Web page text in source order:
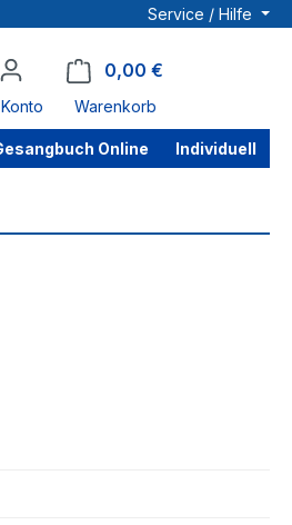
Service / Hilfe
0,00 €
Warenkorb
Online Individuell